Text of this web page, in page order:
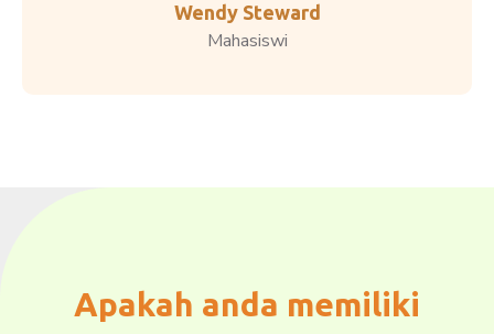
Wendy Steward
Mahasiswi
Apakah anda memiliki